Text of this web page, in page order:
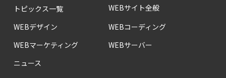
トピックス一覧
WEBサイト全般
WEBデザイン
WEBコーディング
WEBマーケティング
WEBサーバー
ニュース